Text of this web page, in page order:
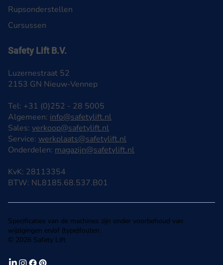
Specificaties van de machines zijn onder voorbehoud van
wijzigingen en/of (type)fouten.
© 2026 Safety Lift
Safety Lift B.V.
Luzernestraat 52
2153 GN Nieuw-Vennep
Tel: +31 (0)252 - 28 5005
Algemeen: info@safetylift.nl
Sales: verkoop@safetylift.nl
Service: werkplaats@safetylift.nl
Onderdelen: magazijn@safetylift.nl
KvK: 28113354
BTW: NL8185.68.537.B01
Rupsonderstellen
Cursussen